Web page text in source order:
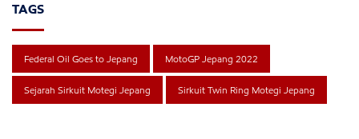
TAGS
Federal Oil Goes to Jepang MotoGP Jepang 2022
Sejarah Sirkuit Motegi Jepang Sirkuit Twin Ring Motegi Jepang